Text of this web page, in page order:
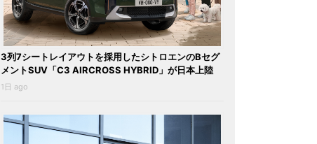
3列7シートレイアウトを採用したシトロエンのBセグ
メントSUV「C3 AIRCROSS HYBRID」が日本上陸
1日 ago